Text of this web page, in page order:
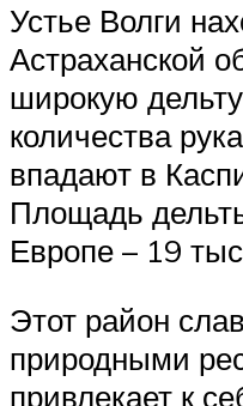
Устье Волги
Астраханской
широкую
количества
впадают в
Площадь
Европе – 19
Этот район
природными
привлекает к